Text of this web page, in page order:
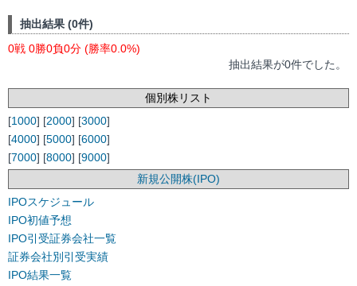
抽出結果 (0件)
0戦 0勝0負0分 (勝率0.0%)
抽出結果が0件でした。
個別株リスト
[1000] [2000] [3000]
[4000] [5000] [6000]
[7000] [8000] [9000]
新規公開株(IPO)
IPOスケジュール
IPO初値予想
IPO引受証券会社一覧
証券会社別引受実績
IPO結果一覧